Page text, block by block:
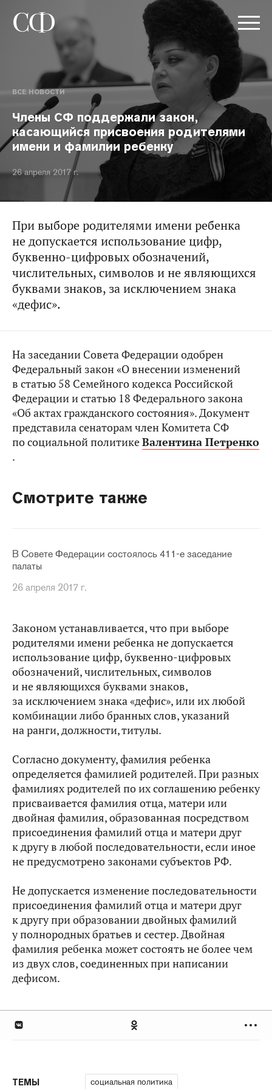
ВСЕ НОВОСТИ
Члены СФ поддержали закон,
касающийся присвоения родителями
имени и фамилии ребенку
26 апреля 2017 г.
При выборе родителями имени ребенка
не допускается использование цифр,
буквенно-цифровых обозначений,
числительных, символов и не являющихся
буквами знаков, за исключением знака
«дефис».
На заседании Совета Федерации одобрен
Федеральный закон «О внесении изменений
в статью 58 Семейного кодекса Российской
Федерации и статью 18 Федерального закона
«Об актах гражданского состояния». Документ
представила сенаторам член Комитета СФ
по социальной политикеВалентина Петренко
.
Смотрите также
В Совете Федерации состоялось 411-е заседание
палаты
26 апреля 2017 г.
Законом устанавливается, что при выборе
родителями имени ребенка не допускается
использование цифр, буквенно-цифровых
обозначений, числительных, символов
и не являющихся буквами знаков,
за исключением знака «дефис», или их любой
комбинации либо бранных слов, указаний
на ранги, должности, титулы.
Согласно документу, фамилия ребенка
определяется фамилией родителей. При разных
фамилиях родителей по их соглашению ребенку
присваивается фамилия отца, матери или
двойная фамилия, образованная посредством
присоединения фамилий отца и матери друг
к другу в любой последовательности, если иное
не предусмотрено законами субъектов РФ.
Не допускается изменение последовательности
присоединения фамилий отца и матери друг
к другу при образовании двойных фамилий
у полнородных братьев и сестер. Двойная
фамилия ребенка может состоять не более чем
из двух слов, соединенных при написании
дефисом.
ТЕМЫ социальная политика